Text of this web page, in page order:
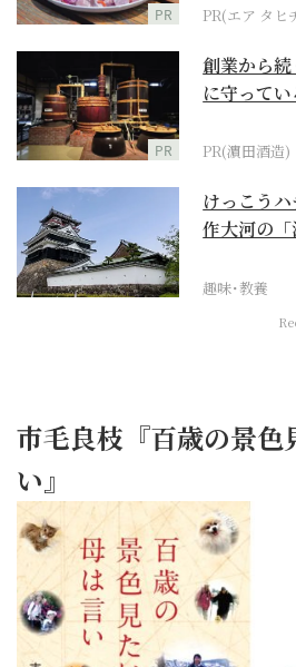
PR PR(エア タヒ
PR
創業から
に守って
PR(濵田酒造)
けっこう
作大河の
趣味･教養
市毛良枝『百歳の景色
い』